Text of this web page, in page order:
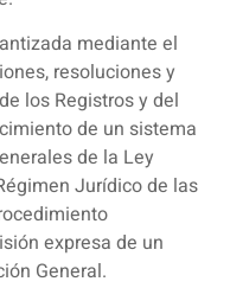
mediante el
resoluciones y
los Registros y del
de un sistema
de la Ley
Jurídico de las
expresa de un
General.